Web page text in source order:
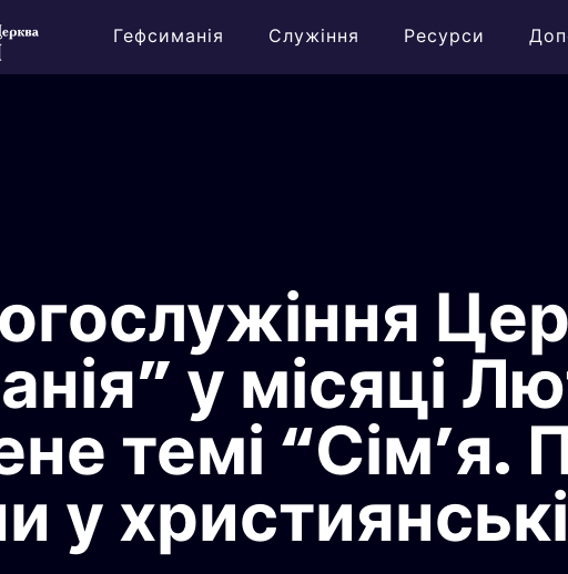
Гефсиманія Служіння Ресурси
у місяці
темі “Сім’я.
у